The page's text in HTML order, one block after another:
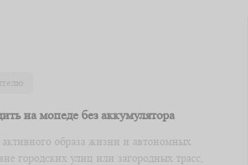
на мопеде без аккумулятора
образа жизни и автономных
городских улиц или загородных трасс,